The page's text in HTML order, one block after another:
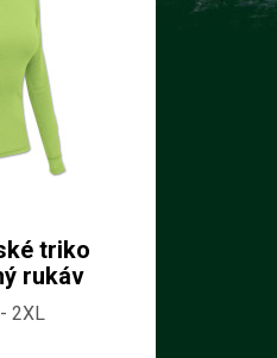
triko
rukáv
2XL